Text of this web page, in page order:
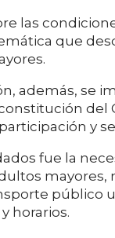
las
que
además, se
y
fue la
público
horarios.